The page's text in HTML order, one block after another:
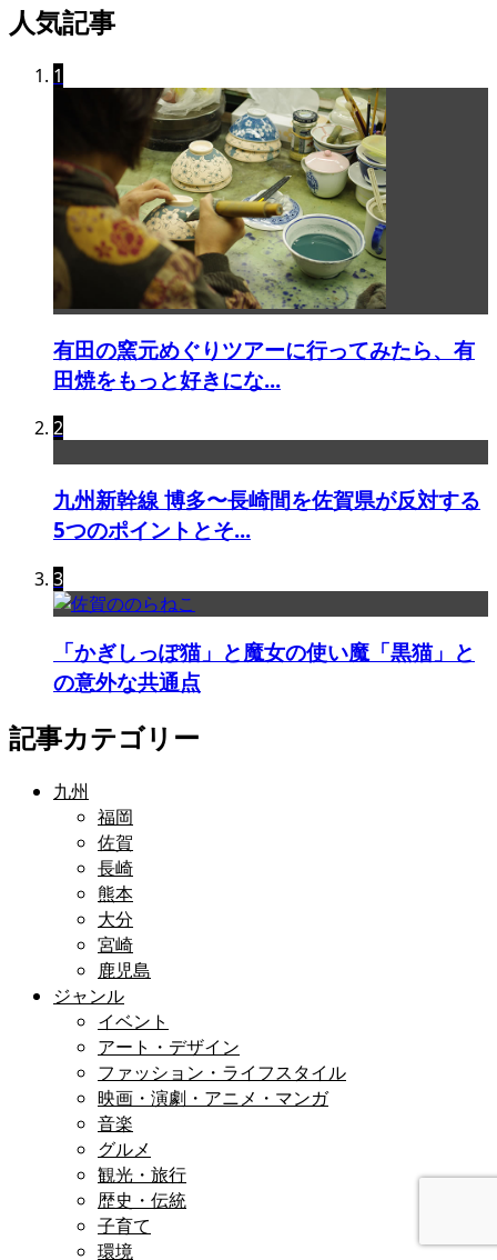
人気記事
1
有田の窯元めぐりツアーに行ってみたら、有
田焼をもっと好きにな...
2
九州新幹線 博多〜長崎間を佐賀県が反対する
5つのポイントとそ...
3
「かぎしっぽ猫」と魔女の使い魔「黒猫」と
の意外な共通点
記事カテゴリー
九州
福岡
佐賀
長崎
熊本
大分
宮崎
鹿児島
ジャンル
イベント
アート・デザイン
ファッション・ライフスタイル
映画・演劇・アニメ・マンガ
音楽
グルメ
観光・旅行
歴史・伝統
子育て
環境